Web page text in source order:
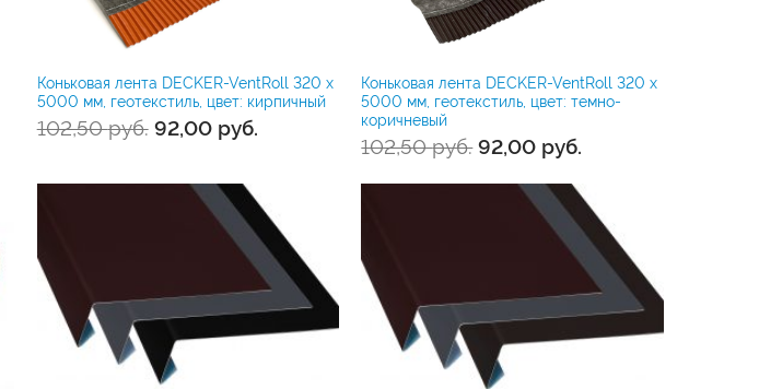
Коньковая лента DECKER-VentRoll 320 х
5000 мм, геотекстиль, цвет: кирпичный
102,50руб. 92,00 руб.
Коньковая лента DECKER-VentRoll 320 х
5000 мм, геотекстиль, цвет: темно-
коричневый
102,50руб. 92,00 руб.